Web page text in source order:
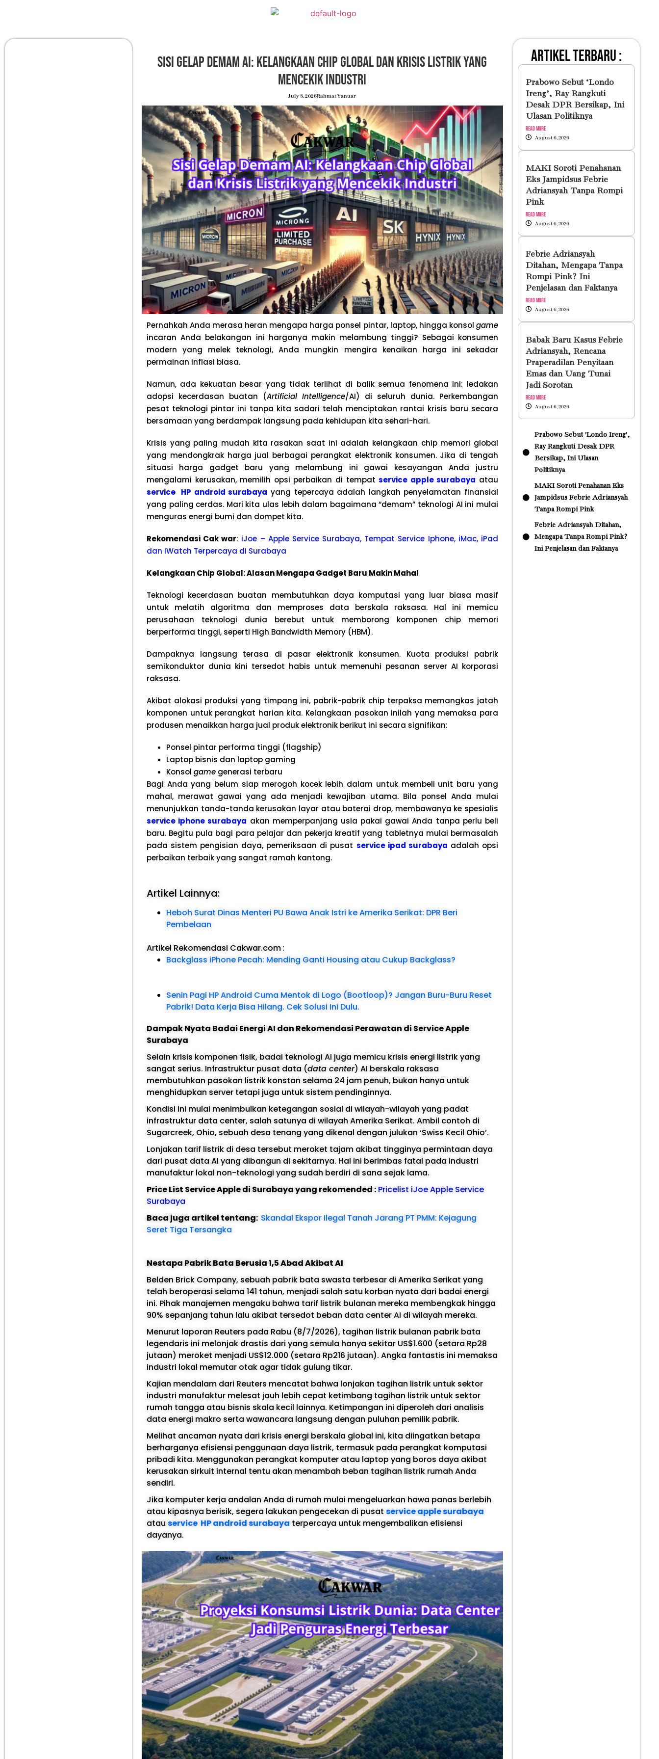
Sisi Gelap Demam AI: Kelangkaan Chip Global dan Krisis Listrik yang
Mencekik Industri
July 8, 2026Rahmat Yanuar
Pernahkah Anda merasa heran mengapa harga ponsel pintar, laptop, hingga konsol game
incaran Anda belakangan ini harganya makin melambung tinggi? Sebagai konsumen
modern yang melek teknologi, Anda mungkin mengira kenaikan harga ini sekadar
permainan inflasi biasa.
Namun, ada kekuatan besar yang tidak terlihat di balik semua fenomena ini: ledakan
adopsi kecerdasan buatan (Artificial Intelligence/AI) di seluruh dunia. Perkembangan
pesat teknologi pintar ini tanpa kita sadari telah menciptakan rantai krisis baru secara
bersamaan yang berdampak langsung pada kehidupan kita sehari-hari.
Krisis yang paling mudah kita rasakan saat ini adalah kelangkaan chip memori global
yang mendongkrak harga jual berbagai perangkat elektronik konsumen. Jika di tengah
situasi harga gadget baru yang melambung ini gawai kesayangan Anda justru
mengalami kerusakan, memilih opsi perbaikan di tempatservice apple surabaya atau
service HP android surabaya yang tepercaya adalah langkah penyelamatan finansial
yang paling cerdas. Mari kita ulas lebih dalam bagaimana “demam” teknologi AI ini mulai
menguras energi bumi dan dompet kita.
Rekomendasi Cak war: iJoe – Apple Service Surabaya, Tempat Service Iphone, iMac, iPad
dan iWatch Terpercaya di Surabaya
Kelangkaan Chip Global: Alasan Mengapa Gadget Baru Makin Mahal
Teknologi kecerdasan buatan membutuhkan daya komputasi yang luar biasa masif
untuk melatih algoritma dan memproses data berskala raksasa. Hal ini memicu
perusahaan teknologi dunia berebut untuk memborong komponen chip memori
berperforma tinggi, seperti High Bandwidth Memory (HBM).
Dampaknya langsung terasa di pasar elektronik konsumen. Kuota produksi pabrik
semikonduktor dunia kini tersedot habis untuk memenuhi pesanan server AI korporasi
raksasa.
Akibat alokasi produksi yang timpang ini, pabrik-pabrik chip terpaksa memangkas jatah
komponen untuk perangkat harian kita. Kelangkaan pasokan inilah yang memaksa para
produsen menaikkan harga jual produk elektronik berikut ini secara signifikan:
Ponsel pintar performa tinggi (flagship)
Laptop bisnis dan laptop gaming
Konsol gamegenerasi terbaru
Bagi Anda yang belum siap merogoh kocek lebih dalam untuk membeli unit baru yang
mahal, merawat gawai yang ada menjadi kewajiban utama. Bila ponsel Anda mulai
menunjukkan tanda-tanda kerusakan layar atau baterai drop, membawanya ke spesialis
service iphone surabaya akan memperpanjang usia pakai gawai Anda tanpa perlu beli
baru. Begitu pula bagi para pelajar dan pekerja kreatif yang tabletnya mulai bermasalah
pada sistem pengisian daya, pemeriksaan di pusat service ipad surabaya adalah opsi
perbaikan terbaik yang sangat ramah kantong.
Artikel Lainnya:
Heboh Surat Dinas Menteri PU Bawa Anak Istri ke Amerika Serikat: DPR Beri
Pembelaan
Artikel Rekomendasi Cakwar.com:
Backglass iPhone Pecah: Mending Ganti Housing atau Cukup Backglass?
Senin Pagi HP Android Cuma Mentok di Logo (Bootloop)? Jangan Buru-Buru Reset
Pabrik! Data Kerja Bisa Hilang. Cek Solusi Ini Dulu.
Dampak Nyata Badai Energi AI dan Rekomendasi Perawatan di Service Apple
Surabaya
Selain krisis komponen fisik, badai teknologi AI juga memicu krisis energi listrik yang
sangat serius. Infrastruktur pusat data (data center) AI berskala raksasa
membutuhkan pasokan listrik konstan selama 24 jam penuh, bukan hanya untuk
menghidupkan server tetapi juga untuk sistem pendinginnya.
Kondisi ini mulai menimbulkan ketegangan sosial di wilayah-wilayah yang padat
infrastruktur data center, salah satunya di wilayah Amerika Serikat. Ambil contoh di
Sugarcreek, Ohio, sebuah desa tenang yang dikenal dengan julukan ‘Swiss Kecil Ohio’.
Lonjakan tarif listrik di desa tersebut meroket tajam akibat tingginya permintaan daya
dari pusat data AI yang dibangun di sekitarnya. Hal ini berimbas fatal pada industri
manufaktur lokal non-teknologi yang sudah berdiri di sana sejak lama.
Price List Service Apple di Surabaya yang rekomended : Pricelist iJoe Apple Service
Surabaya
Baca juga artikel tentang: Skandal Ekspor Ilegal Tanah Jarang PT PMM: Kejagung
Seret Tiga Tersangka
Nestapa Pabrik Bata Berusia 1,5 Abad Akibat AI
Belden Brick Company, sebuah pabrik bata swasta terbesar di Amerika Serikat yang
telah beroperasi selama 141 tahun, menjadi salah satu korban nyata dari badai energi
ini. Pihak manajemen mengaku bahwa tarif listrik bulanan mereka membengkak hingga
90% sepanjang tahun lalu akibat tersedot beban data center AI di wilayah mereka.
Menurut laporan Reuters pada Rabu (8/7/2026), tagihan listrik bulanan pabrik bata
legendaris ini melonjak drastis dari yang semula hanya sekitar US$1.600 (setara Rp28
jutaan) meroket menjadi US$12.000 (setara Rp216 jutaan). Angka fantastis ini memaksa
industri lokal memutar otak agar tidak gulung tikar.
Kajian mendalam dari Reuters mencatat bahwa lonjakan tagihan listrik untuk sektor
industri manufaktur melesat jauh lebih cepat ketimbang tagihan listrik untuk sektor
rumah tangga atau bisnis skala kecil lainnya. Ketimpangan ini diperoleh dari analisis
data energi makro serta wawancara langsung dengan puluhan pemilik pabrik.
Melihat ancaman nyata dari krisis energi berskala global ini, kita diingatkan betapa
berharganya efisiensi penggunaan daya listrik, termasuk pada perangkat komputasi
pribadi kita. Menggunakan perangkat komputer atau laptop yang boros daya akibat
kerusakan sirkuit internal tentu akan menambah beban tagihan listrik rumah Anda
sendiri.
Jika komputer kerja andalan Anda di rumah mulai mengeluarkan hawa panas berlebih
atau kipasnya berisik, segera lakukan pengecekan di pusat service apple surabaya
atau service HP android surabaya terpercaya untuk mengembalikan efisiensi
dayanya.
artikel terbaru :
Prabowo Sebut ‘Londo
Ireng’, Ray Rangkuti
Desak DPR Bersikap, Ini
Ulasan Politiknya
Read More
August 6, 2026
MAKI Soroti Penahanan
Eks Jampidsus Febrie
Adriansyah Tanpa Rompi
Pink
Read More
August 6, 2026
Febrie Adriansyah
Ditahan, Mengapa Tanpa
Rompi Pink? Ini
Penjelasan dan Faktanya
Read More
August 6, 2026
Babak Baru Kasus Febrie
Adriansyah, Rencana
Praperadilan Penyitaan
Emas dan Uang Tunai
Jadi Sorotan
Read More
August 6, 2026
Prabowo Sebut 'Londo Ireng',
Ray Rangkuti Desak DPR
Bersikap, Ini Ulasan
Politiknya
MAKI Soroti Penahanan Eks
Jampidsus Febrie Adriansyah
Tanpa Rompi Pink
Febrie Adriansyah Ditahan,
Mengapa Tanpa Rompi Pink?
Ini Penjelasan dan Faktanya